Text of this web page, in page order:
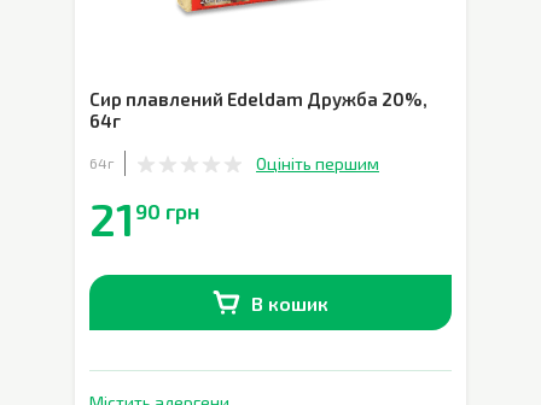
Сир плавлений Edeldam Дружба 20%,
64г
64г Оцініть першим
21 90 грн
В кошик